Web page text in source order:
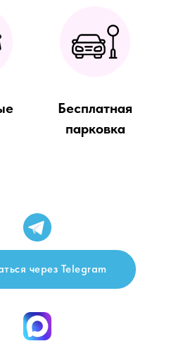
Бесплатная
парковка
через Telegram